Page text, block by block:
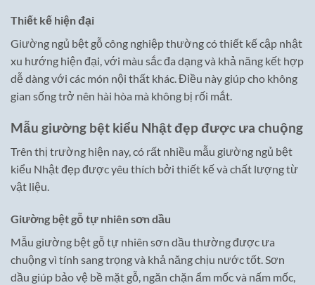
Thiết kế hiện đại
Giường ngủ bệt gỗ công nghiệp thường có thiết kế cập nhật
xu hướng hiện đại, với màu sắc đa dạng và khả năng kết hợp
dễ dàng với các món nội thất khác. Điều này giúp cho không
gian sống trở nên hài hòa mà không bị rối mắt.
Mẫu giường bệt kiểu Nhật đẹp được ưa chuộng
Trên thị trường hiện nay, có rất nhiều mẫu giường ngủ bệt
kiểu Nhật đẹp được yêu thích bởi thiết kế và chất lượng từ
vật liệu.
Giường bệt gỗ tự nhiên sơn dầu
Mẫu giường bệt gỗ tự nhiên sơn dầu thường được ưa
chuộng vì tính sang trọng và khả năng chịu nước tốt. Sơn
dầu giúp bảo vệ bề mặt gỗ, ngăn chặn ẩm mốc và nấm mốc,